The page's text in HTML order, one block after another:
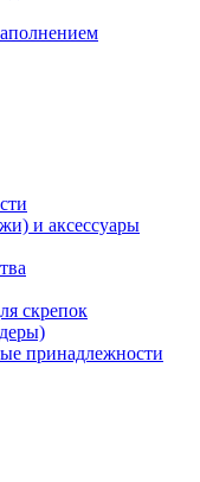
и аксессуары
скрепок
принадлежности